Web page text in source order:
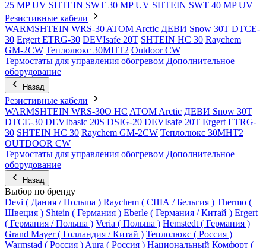
25 MP UV SHTEIN SWT 30 MP UV SHTEIN SWT 40 MP UV
Резистивные кабели
WARMSHTEIN WRS-30 ATOM Arctic ДЕВИ Snow 30T DTCE-
30 Ergert ETRG-30 DEVIsafe 20T SHTEIN HC 30 Raychem
GM-2CW Теплолюкс 30МНТ2 Outdoor CW
Термостаты для управления обогревом Дополнительное
оборудование
Назад
Резистивные кабели
WARMSHTEIN WRS-30O HC ATOM Arctic ДЕВИ Snow 30T
DTCE-30 DEVIbasic 20S DSIG-20 DEVIsafe 20T Ergert ETRG-
30 SHTEIN HC 30 Raychem GM-2CW Теплолюкс 30МНТ2
OUTDOOR CW
Термостаты для управления обогревом Дополнительное
оборудование
Назад
Выбор по бренду
Devi ( Дания / Польша ) Raychem ( США / Бельгия ) Thermo (
Швеция ) Shtein ( Германия ) Eberle ( Германия / Китай ) Ergert
( Германия / Польша ) Veria ( Польша ) Hemstedt ( Германия )
Grand Mayer ( Голландия / Китай ) Теплолюкс ( Россия )
Warmstad ( Россия ) Aura ( Россия ) Национальный Комфорт (